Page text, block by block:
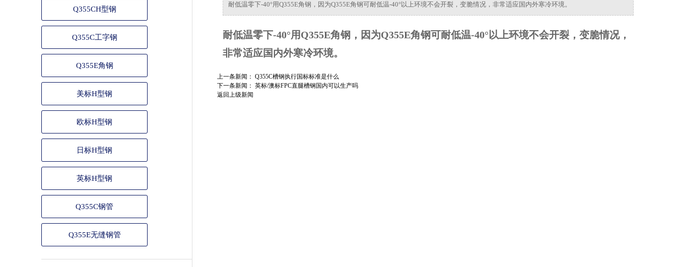
Q355CH型钢
Q355C工字钢
Q355E角钢
美标H型钢
欧标H型钢
日标H型钢
英标H型钢
Q355C钢管
Q355E无缝钢管
耐低温零下-40°用Q355E角钢，因为Q355E角钢可耐低温-40°以上环境不会开裂，变脆情况，非常适应国内外寒冷环境。
耐低温零下-40°用Q355E角钢，因为Q355E角钢可耐低温-40°以上环境不会开裂，变脆情况，
非常适应国内外寒冷环境。
上一条新闻： Q355C槽钢执行国标标准是什么
下一条新闻： 英标/澳标FPC直腿槽钢国内可以生产吗
返回上级新闻